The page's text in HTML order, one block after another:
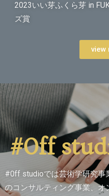
2023いい芽ふくら芽 in
ズ賞
view
#0ff
#0ff studioでは芸術学研究事
のコンサルティング事業、